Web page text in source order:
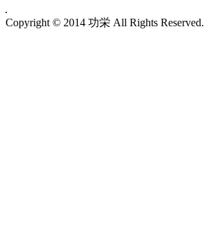
Copyright © 2014 功栄 All Rights Reserved.